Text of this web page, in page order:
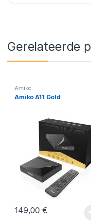
Gerelateerde
Amiko
Amiko A11 Gold
149,00€